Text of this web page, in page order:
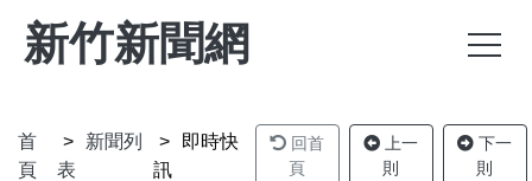
新竹新聞網
首
頁
新聞列
表
即時快
訊
回首
頁
上一
則
下一
則